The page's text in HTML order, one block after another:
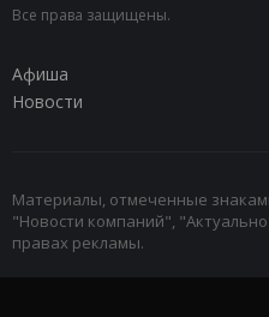
Все права защищены.
Афиша
Новости
Материалы, отмеченные
"Новости компаний",
правах рекламы.